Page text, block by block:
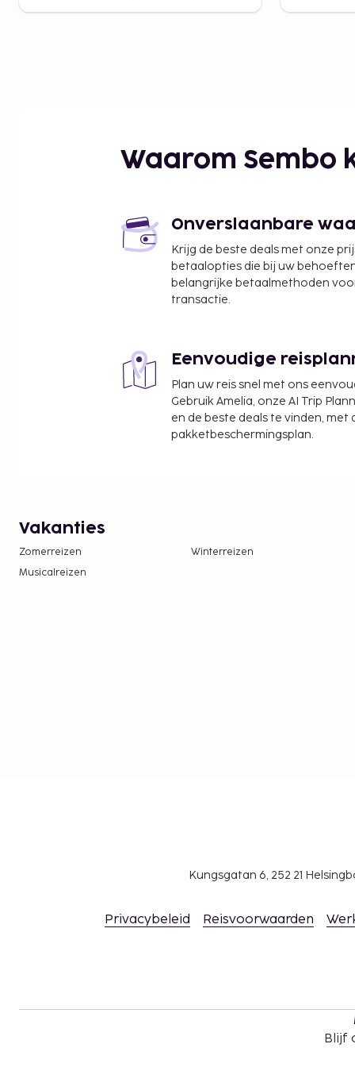
Waarom Sembo
Onverslaanbare
Krijg de beste deals met onze
betaalopties die bij uw
belangrijke betaalmethoden
transactie.
Eenvoudige
Plan uw reis snel met ons
Gebruik Amelia, onze AI Trip
en de beste deals te vinden, met
pakketbeschermingsplan.
Vakanties
Zomerreizen Winterreizen
Musicalreizen
Kungsgatan 6, 252 21
Privacybeleid Reisvoorwaarden
Blijf